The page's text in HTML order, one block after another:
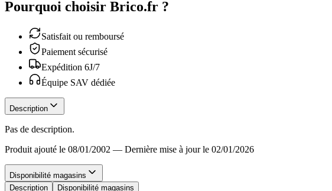
Pourquoi choisir Brico.fr ?
Satisfait ou remboursé
Paiement sécurisé
Expédition 6J/7
Équipe SAV dédiée
Description
Pas de description.
Produit ajouté le 08/01/2002 — Dernière mise à jour le 02/01/2026
Disponibilité magasins
Description
Disponibilité magasins